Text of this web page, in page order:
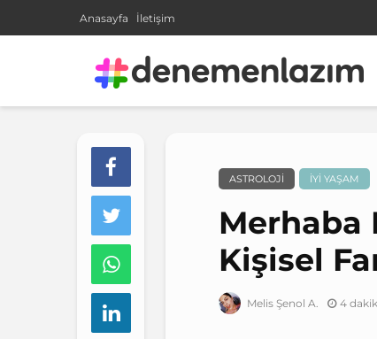
Anasayfa İletişim
ASTROLOJI İYI YAŞAM
Merhaba
Kişisel
Melis Şenol A. 4